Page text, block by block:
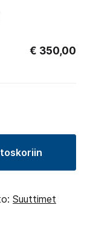
€ 350,00
Suuttimet